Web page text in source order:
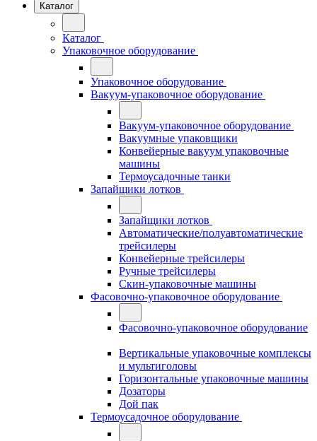
Каталог
Каталог
Упаковочное оборудование
Упаковочное оборудование
Вакуум-упаковочное оборудование
Вакуум-упаковочное оборудование
Вакуумные упаковщики
Конвейерные вакуум упаковочные
машины
Термоусадочные танки
Запайщики лотков
Запайщики лотков
Автоматические/полуавтоматические
трейсилеры
Конвейерные трейсилеры
Ручные трейсилеры
Скин-упаковочные машины
Фасовочно-упаковочное оборудование
Фасовочно-упаковочное оборудование
Вертикальные упаковочные комплексы
и мультиголовы
Горизонтальные упаковочные машины
Дозаторы
Дой пак
Термоусадочное оборудование